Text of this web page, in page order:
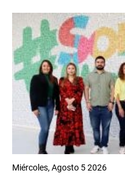
Miércoles, Agosto 5 2026